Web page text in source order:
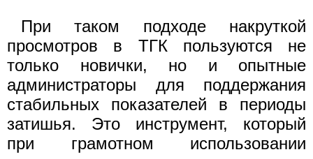
При таком подходе накруткой
просмотров в ТГК пользуются не
только новички, но и опытные
администраторы для поддержания
стабильных показателей в периоды
затишья. Это инструмент, который
при грамотном использовании